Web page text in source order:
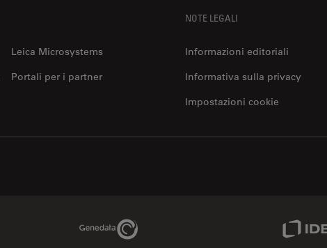
Leica Microsystems
Portali per i partner
NOTE LEGALI
Informazioni editoriali
Informativa sulla privacy
Impostazioni cookie
Genedata Link